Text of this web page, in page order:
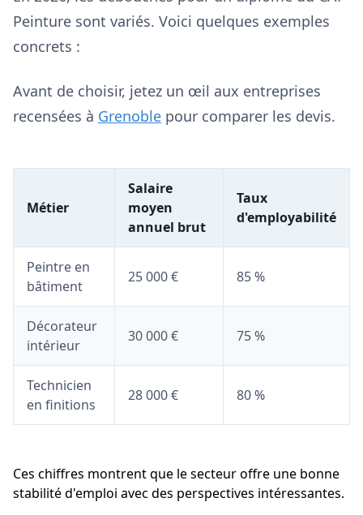
Peinture sont variés. Voici quelques exemples
concrets :
Avant de choisir, jetez un œil aux entreprises
recensées à Grenoble pour comparer les devis.
Métier
Salaire
moyen
annuel brut
Taux
d'employabilité
Peintre en
bâtiment
25 000 € 85 %
Décorateur
intérieur
30 000 € 75 %
Technicien
en finitions
28 000 € 80 %
Ces chiffres montrent que le secteur offre une bonne
stabilité d'emploi avec des perspectives intéressantes.